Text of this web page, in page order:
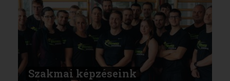
Szakmai képzéseink